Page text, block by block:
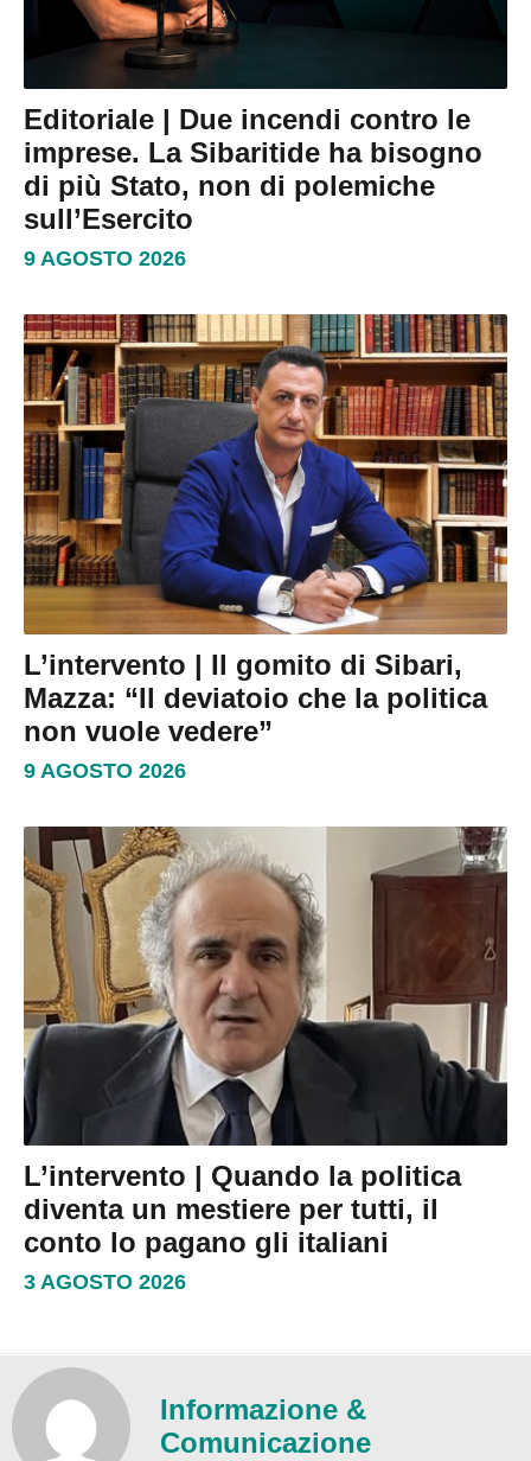
Editoriale | Due incendi contro le
imprese. La Sibaritide ha bisogno
di più Stato, non di polemiche
sull’Esercito
9 AGOSTO 2026
L’intervento | Il gomito di Sibari,
Mazza: “Il deviatoio che la politica
non vuole vedere”
9 AGOSTO 2026
L’intervento | Quando la politica
diventa un mestiere per tutti, il
conto lo pagano gli italiani
3 AGOSTO 2026
Informazione &
Comunicazione